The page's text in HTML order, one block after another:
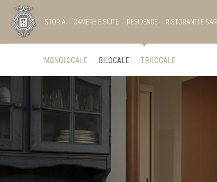
STORIA CAMERE E SUITE RESIDENCE RISTORANTI E BAR
MONOLOCALE BILOCALE TRILOCALE